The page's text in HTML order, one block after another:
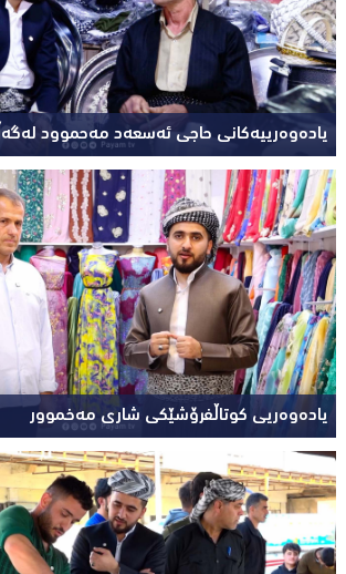
یادەوەرییەکانی حاجی ئەسعەد مەحموود
یادەوەریی کوتاڵفرۆشێکی شاری مەخموور